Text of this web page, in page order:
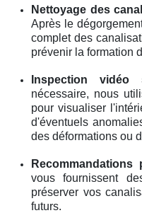
Nettoyage des
Après le
complet des
prévenir la formation
Inspection vidéo
nécessaire, nous
pour visualiser
d'éventuels
des déformations ou
Recommandations
vous fournissent
préserver vos
futurs.